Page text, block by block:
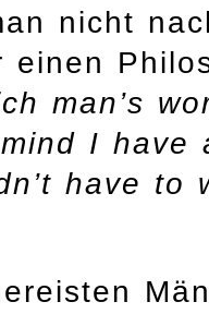
nicht
einen
man’s
I have
have to